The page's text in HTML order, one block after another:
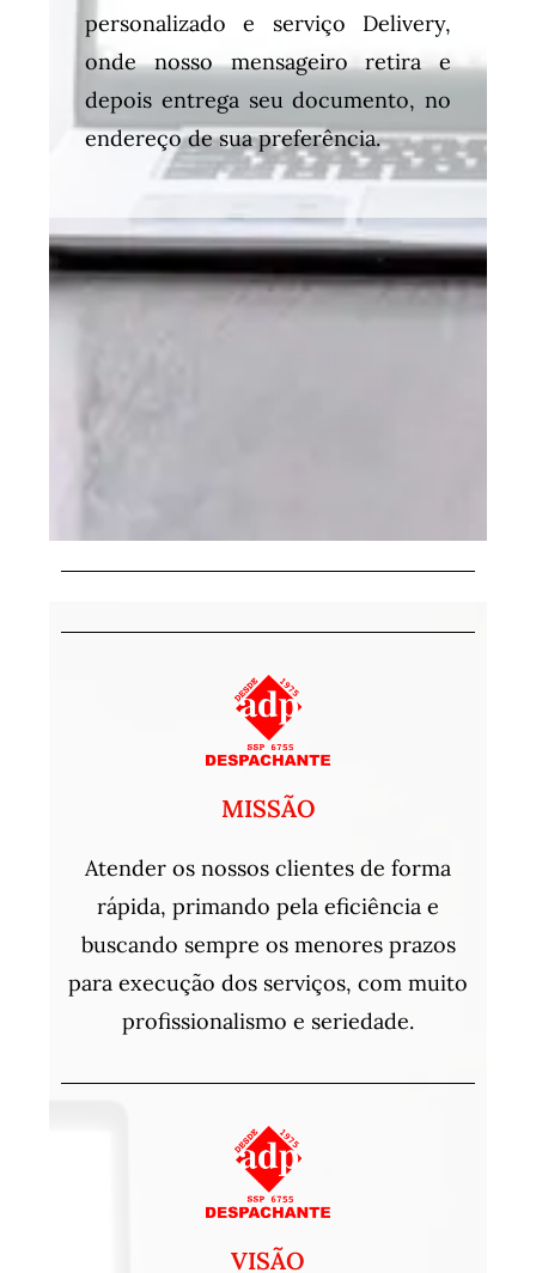
personalizado e serviço Delivery,
onde nosso mensageiro retira e
depois entrega seu documento, no
endereço de sua preferência.
Despachante Santo Amaro
Despachante Santo Amaro
MISSÃO
Atender os nossos clientes de forma
rápida, primando pela eficiência e
buscando sempre os menores prazos
para execução dos serviços, com muito
profissionalismo e seriedade.
VISÃO